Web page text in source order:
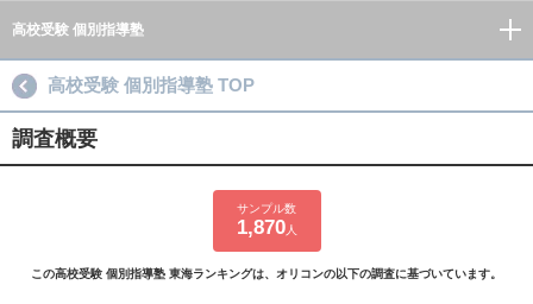
高校受験 個別指導塾
高校受験 個別指導塾 TOP
調査概要
サンプル数
1,870人
この高校受験 個別指導塾 東海ランキングは、オリコンの以下の調査に基づいています。